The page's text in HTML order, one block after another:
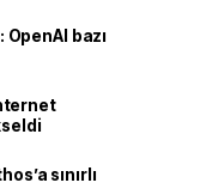
bazı
sınırlı